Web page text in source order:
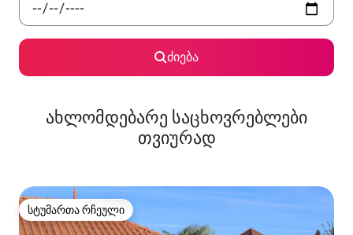
ძიება
ახლომდებარე საცხოვრებლები
თვიურად
სტუმართა რჩეული
სტუმართა რჩეული